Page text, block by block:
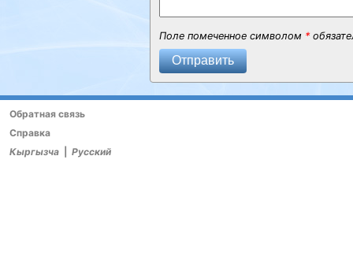
Поле помеченное символом *
Отправить
Обратная связь
Справка
Кыргызча
Русский